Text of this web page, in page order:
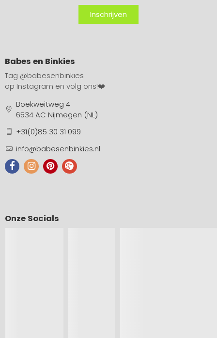
Inschrijven
Babes en Binkies
Tag @babesenbinkies
op Instagram en volg ons!❤️
Boekweitweg 4
6534 AC Nijmegen (NL)
+31(0)85 30 31 099
info@babesenbinkies.nl
Onze Socials